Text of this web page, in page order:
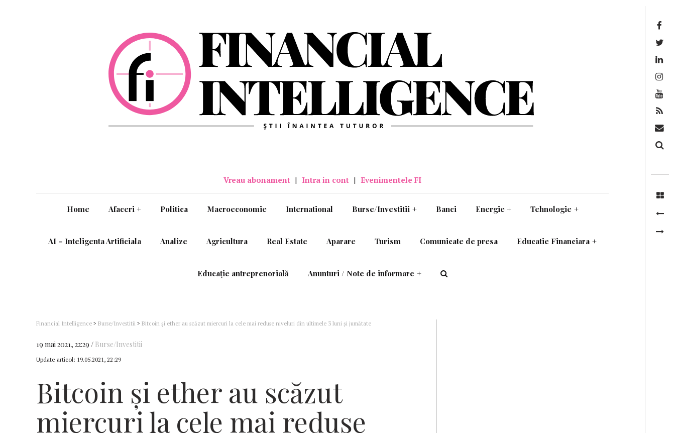
Vreau abonament | Intra in cont | Evenimentele FI
Home Afaceri + Politica Macroeconomie International Burse/Investitii + Banci Energie + Tehnologie +
AI – Inteligenta Artificiala Analize Agricultura Real Estate Aparare Turism Comunicate de presa Educatie Financiara +
Educație antreprenorială Anunturi / Note de informare +
Financial Intelligence > Burse/Investitii > Bitcoin şi ether au scăzut miercuri la cele mai reduse niveluri din ultimele 3 luni şi jumătate
19 mai 2021, 22:29 Burse/Investitii
Update articol: 19.05.2021, 22:29
Bitcoin şi ether au scăzut
miercuri la cele mai reduse